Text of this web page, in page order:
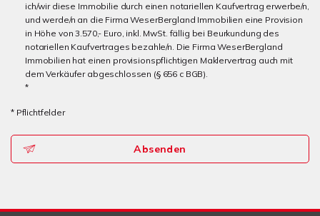
ich/wir diese Immobilie durch einen notariellen Kaufvertrag erwerbe/n,
und werde/n an die Firma WeserBergland Immobilien eine Provision
in Höhe von 3.570,- Euro, inkl. MwSt. fällig bei Beurkundung des
notariellen Kaufvertrages bezahle/n. Die Firma WeserBergland
Immobilien hat einen provisionspflichtigen Maklervertrag auch mit
dem Verkäufer abgeschlossen (§ 656 c BGB).
*
* Pflichtfelder
Absenden